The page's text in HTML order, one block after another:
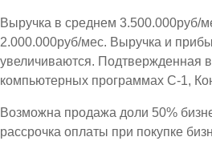
Выручка в среднем 3.500.000руб/
2.000.000руб/мес. Выручка и
увеличиваются. Подтвержденная
компьютерных программах С-1,
Возможна продажа доли 50%
рассрочка оплаты при покупке